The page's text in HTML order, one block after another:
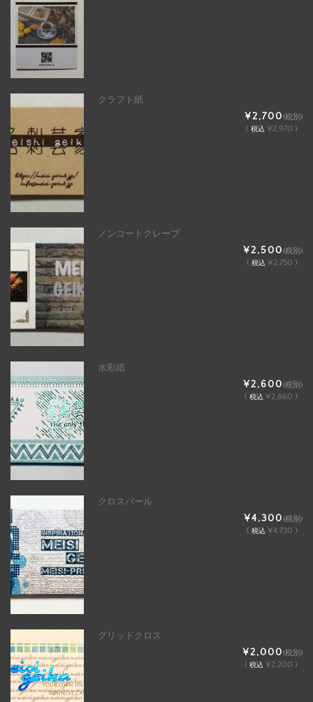
クラフト紙
¥2,700(税別)
( 税込 ¥2,970 )
ノンコートクレープ
¥2,500(税別)
( 税込 ¥2,750 )
水彩紙
¥2,600(税別)
( 税込 ¥2,860 )
クロスパール
¥4,300(税別)
( 税込 ¥4,730 )
グリッドクロス
¥2,000(税別)
( 税込 ¥2,200 )